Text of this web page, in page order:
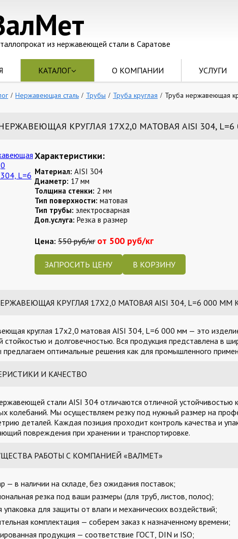
из нержавеющей стали в Саратове
КАТАЛОГ О КОМПАНИИ УСЛУГИ
Нержавеющая сталь Трубы Труба круглая Труба нержавеющая
КРУГЛАЯ 17Х2,0 МАТОВАЯ AISI 304,
Характеристики:
Материал: AISI 304
Диаметр: 17 мм
Толщина стенки: 2 мм
Тип поверхности: матовая
Тип трубы: электросварная
Доп.услуга: Резка в размер
Цена: 550 руб/кг от 500 руб/кг
ЗАПРОСИТЬ ЦЕНУ
КРУГЛАЯ 17Х2,0 МАТОВАЯ AISI 304, L=6 000 ММ
круглая 17х2,0 матовая AISI 304, L=6 000 мм — это
стойкостью и долговечностью. Вся продукция представлена в
оптимальные решения как для промышленного
И КАЧЕСТВО
стали AISI 304 отличаются отличной устойчивостью
колебаний. Мы осуществляем резку под нужный размер на
деталей. Каждая позиция проходит контроль качества и
повреждения при хранении и транспортировке.
РАБОТЫ С КОМПАНИЕЙ «ВАЛМЕТ»
— в наличии на складе, без ожидания поставок;
резка под ваши размеры (для труб, листов, полос);
для защиты от влаги и механических воздействий;
комплектация — соберем заказ к назначенному времени;
продукция — соответствие ГОСТ, DIN и ISO;